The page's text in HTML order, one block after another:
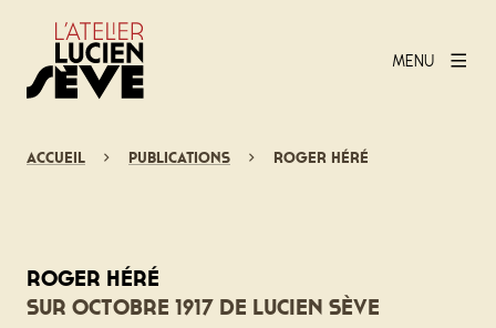
MENU
Accueil Publications Roger Héré
Roger Héré
Sur Octobre 1917 de Lucien Sève